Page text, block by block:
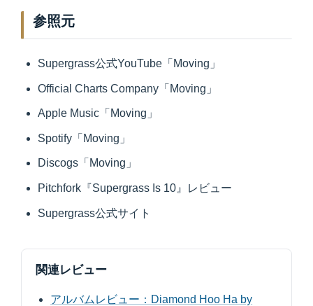
参照元
Supergrass公式YouTube「Moving」
Official Charts Company「Moving」
Apple Music「Moving」
Spotify「Moving」
Discogs「Moving」
Pitchfork『Supergrass Is 10』レビュー
Supergrass公式サイト
関連レビュー
アルバムレビュー：Diamond Hoo Ha by